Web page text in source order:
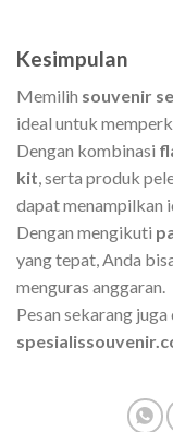
Kesimpulan
Memilih souvenir
ideal untuk
Dengan kombinasi
kit, serta produk
dapat menampilkan
Dengan mengikuti
yang tepat, Anda
menguras anggaran.
Pesan sekarang